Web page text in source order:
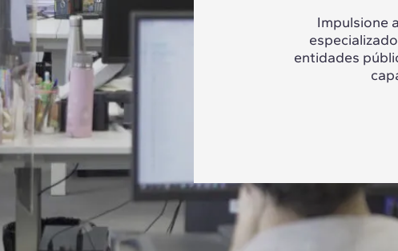
Impulsione
entidades